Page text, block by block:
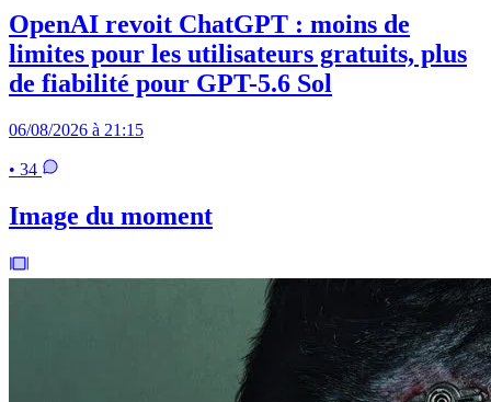
OpenAI revoit ChatGPT : moins de
limites pour les utilisateurs gratuits, plus
de fiabilité pour GPT-5.6 Sol
06/08/2026 à 21:15
• 34
Image du moment